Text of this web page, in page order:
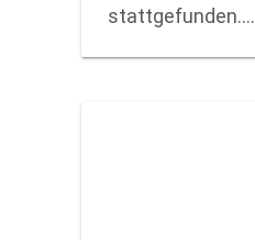
stattgefunden.…